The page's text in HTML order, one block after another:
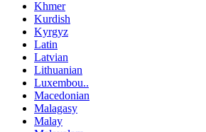
Khmer
Kurdish
Kyrgyz
Latin
Latvian
Lithuanian
Luxembou..
Macedonian
Malagasy
Malay